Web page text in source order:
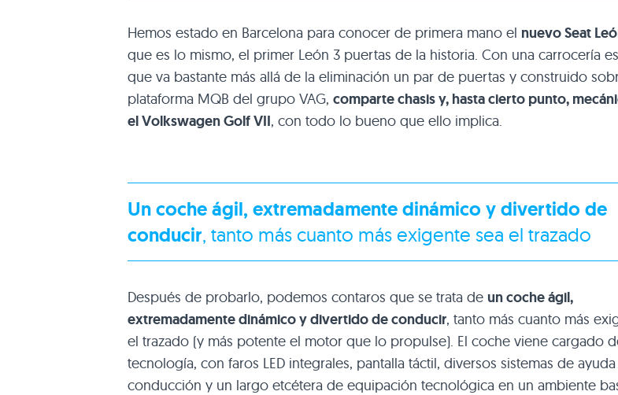
Hemos estado en Barcelona para conocer de primera mano el nuevo Seat
que es lo mismo, el primer León 3 puertas de la historia. Con una carrocería
que va bastante más allá de la eliminación un par de puertas y construido
plataforma MQB del grupo VAG, comparte chasis y, hasta cierto punto,
el Volkswagen GolfVII, con todo lo bueno que ello implica.
Un coche ágil, extremadamente dinámico y divertido de
conducir, tanto más cuanto más exigente sea el trazado
Después de probarlo, podemos contaros que se trata de un coche ágil,
extremadamente dinámico y divertido de conducir, tanto más cuanto más
el trazado (y más potente el motor que lo propulse). El coche viene cargado
tecnología, con faros LED integrales, pantalla táctil, diversos sistemas de ayuda
conducción y un largo etcétera de equipación tecnológica en un ambiente